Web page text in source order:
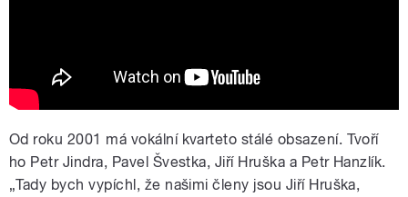
Od roku 2001 má vokální kvarteto stálé obsazení. Tvoří
ho Petr Jindra, Pavel Švestka, Jiří Hruška a Petr Hanzlík.
„Tady bych vypíchl, že našimi členy jsou Jiří Hruška,